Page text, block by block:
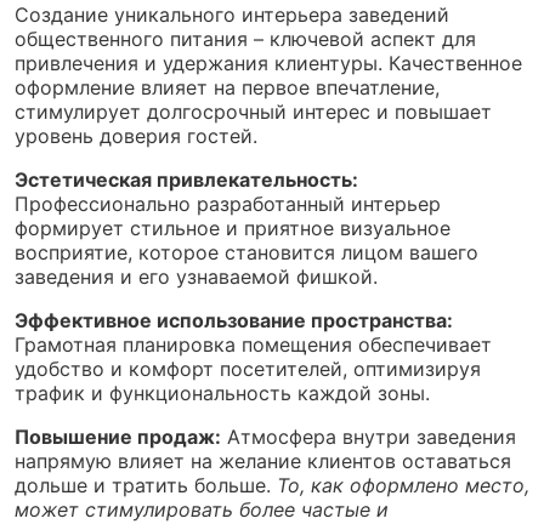
Создание уникального интерьера заведений
общественного питания – ключевой аспект для
привлечения и удержания клиентуры. Качественное
оформление влияет на первое впечатление,
стимулирует долгосрочный интерес и повышает
уровень доверия гостей.
Эстетическая привлекательность:
Профессионально разработанный интерьер
формирует стильное и приятное визуальное
восприятие, которое становится лицом вашего
заведения и его узнаваемой фишкой.
Эффективное использование пространства:
Грамотная планировка помещения обеспечивает
удобство и комфорт посетителей, оптимизируя
трафик и функциональность каждой зоны.
Повышение продаж: Атмосфера внутри заведения
напрямую влияет на желание клиентов оставаться
дольше и тратить больше. То, как оформлено место,
может стимулировать более частые и